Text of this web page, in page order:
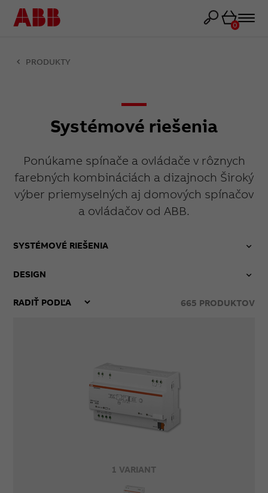
Košík
0
PRODUKTY
Systémové riešenia
Ponúkame spínače a ovládače v rôznych
farebných kombináciách a dizajnoch Široký
výber priemyselných aj domových spínačov
a ovládačov od ABB.
SYSTÉMOVÉ RIEŠENIA
DESIGN
665 PRODUKTOV
1 VARIANT